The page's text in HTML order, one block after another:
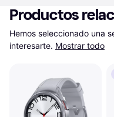
Productos
Hemos seleccionado una
interesarte. Mostrar todo